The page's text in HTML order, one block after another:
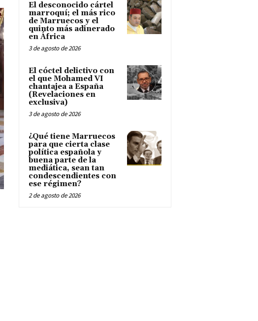
El desconocido cártel
marroquí; el más rico
de Marruecos y el
quinto más adinerado
en África
3 de agosto de 2026
El cóctel delictivo con
el que Mohamed VI
chantajea a España
(Revelaciones en
exclusiva)
3 de agosto de 2026
¿Qué tiene Marruecos
para que cierta clase
política española y
buena parte de la
mediática, sean tan
condescendientes con
ese régimen?
2 de agosto de 2026